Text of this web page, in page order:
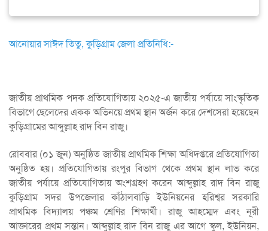
আনোয়ার সাঈদ তিতু, কুড়িগ্রাম জেলা প্রতিনিধি:-
জাতীয় প্রাথমিক পদক প্রতিযোগিতায় ২০২৫-এ জাতীয় পর্যায়ে সাংস্কৃতিক
বিভাগে ছেলেদের একক অভিনয়ে প্রথম স্থান অর্জন করে দেশসেরা হয়েছেন
কুড়িগ্রামের আব্দুল্লাহ রাদ বিন রাজু।
রোববার (০১ জুন) অনুষ্ঠিত জাতীয় প্রাথমিক শিক্ষা অধিদপ্তরে প্রতিযোগিতা
অনুষ্ঠিত হয়। প্রতিযোগিতায় রংপুর বিভাগ থেকে প্রথম স্থান লাভ করে
জাতীয় পর্যায়ে প্রতিযোগিতায় অংশগ্রহণ করেন আব্দুল্লাহ রাদ বিন রাজু
কুড়িগ্রাম সদর উপজেলার কাঁঠালবাড়ি ইউনিয়নের হরিশ্বর সরকারি
প্রাথমিক বিদ্যালয় পঞ্চম শ্রেণির শিক্ষার্থী। রাজু আহম্মেদ এবং নূরী
আক্তারের প্রথম সন্তান। আব্দুল্লাহ রাদ বিন রাজু এর আগে স্কুল, ইউনিয়ন,